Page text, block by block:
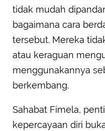
tidak mudah
bagaimana cara
tersebut. Mereka
atau keraguan
menggunakannya
berkembang.
Sahabat Fimela,
kepercayaan diri